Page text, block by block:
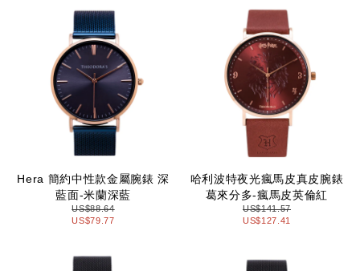
Hera 簡約中性款金屬腕錶 深
藍面-米蘭深藍
US$88.64
US$79.77
哈利波特夜光瘋馬皮真皮腕錶
葛來分多-瘋馬皮英倫紅
US$141.57
US$127.41